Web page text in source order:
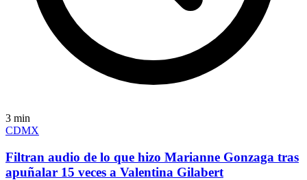
3 min
CDMX
Filtran audio de lo que hizo Marianne Gonzaga tras
apuñalar 15 veces a Valentina Gilabert